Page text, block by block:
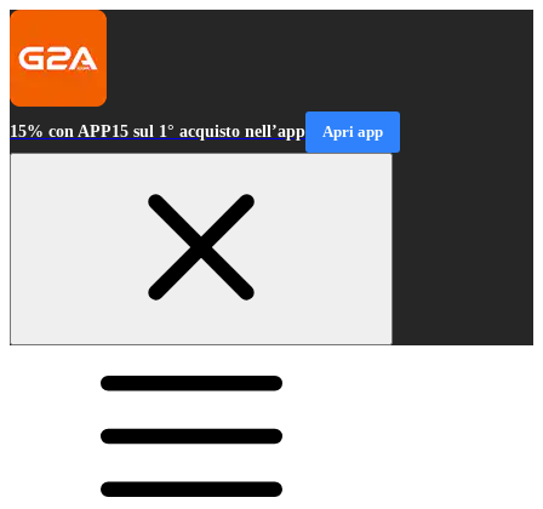
15% con APP15 sul 1° acquisto nell’app Apri app